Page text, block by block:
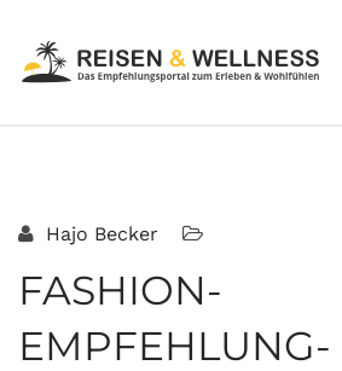
Hajo Becker
FASHION-
EMPFEHLUNG-